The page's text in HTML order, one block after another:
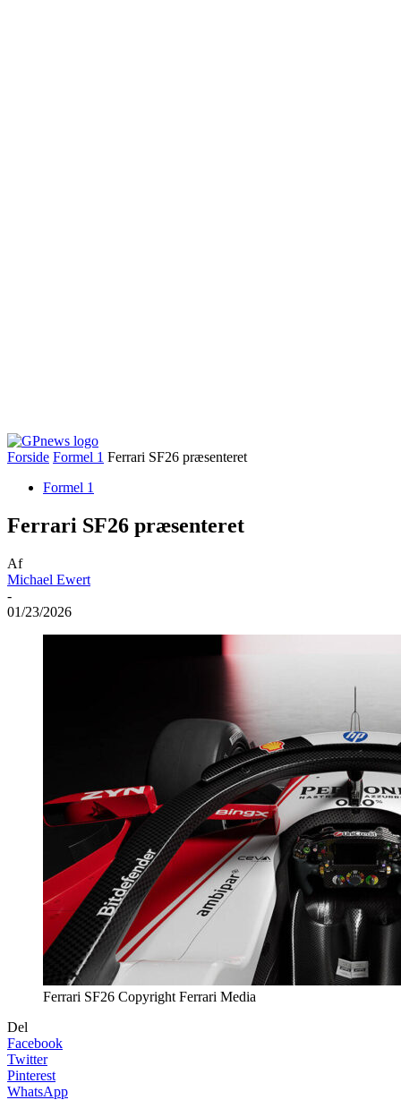
Forside Formel 1 Ferrari SF26 præsenteret
Formel 1
Ferrari SF26 præsenteret
Af
Michael Ewert
-
01/23/2026
Ferrari SF26 Copyright Ferrari Media
Del
Facebook
Twitter
Pinterest
WhatsApp